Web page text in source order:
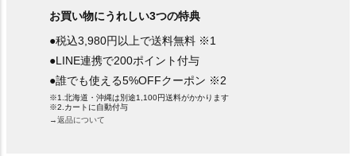
お買い物にうれしい3つの特典
●税込3,980円以上で送料無料 ※1
●LINE連携で200ポイント付与
●誰でも使える5%OFFクーポン ※2
※1.北海道・沖縄は別途1,100円送料がかかります
※2.カートに自動付与
→返品について